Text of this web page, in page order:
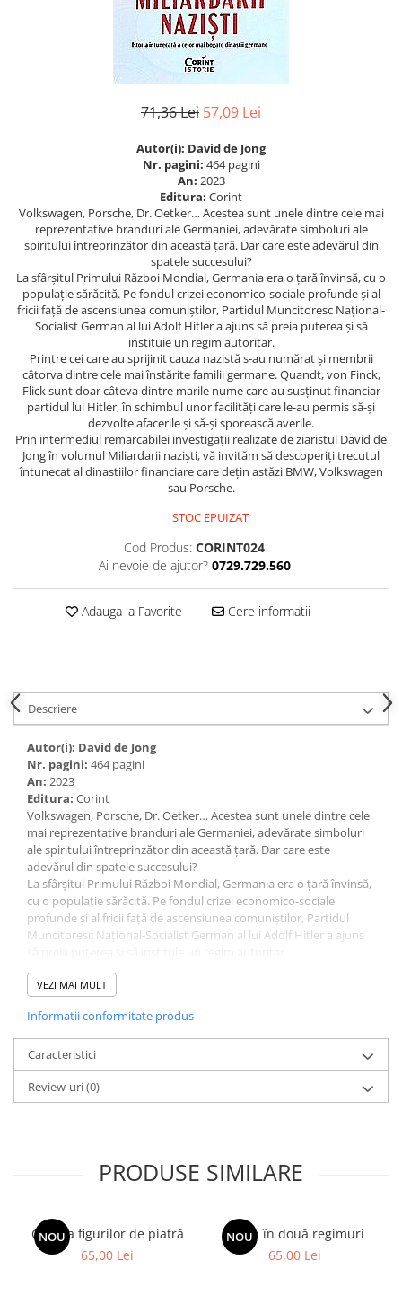
Manuale scolare/Cursuri
Proză
Psihologie
Sociologie
Spiritualitate/Ezoterism
Sport
Stiinte/Educatie
71,36 Lei 57,09 Lei
Autor(i): David de Jong
Nr. pagini: 464 pagini
An: 2023
Editura: Corint
Volkswagen, Porsche, Dr. Oetker… Acestea sunt unele dintre cele mai
reprezentative branduri ale Germaniei, adevărate simboluri ale
spiritului întreprinzător din această țară. Dar care este adevărul din
spatele succesului?
La sfârșitul Primului Război Mondial, Germania era o țară învinsă, cu o
populație sărăcită. Pe fondul crizei economico-sociale profunde și al
fricii față de ascensiunea comuniștilor, Partidul Muncitoresc Național-
Socialist German al lui Adolf Hitler a ajuns să preia puterea și să
instituie un regim autoritar.
Printre cei care au sprijinit cauza nazistă s-au numărat și membrii
câtorva dintre cele mai înstărite familii germane. Quandt, von Finck,
Flick sunt doar câteva dintre marile nume care au susținut financiar
partidul lui Hitler, în schimbul unor facilități care le-au permis să-și
dezvolte afacerile și să-și sporească averile.
Prin intermediul remarcabilei investigații realizate de ziaristul David de
Jong în volumul Miliardarii naziști, vă invităm să descoperiți trecutul
întunecat al dinastiilor financiare care dețin astăzi BMW, Volkswagen
sau Porsche.
STOC EPUIZAT
Cod Produs: CORINT024
Ai nevoie de ajutor? 0729.729.560
Adauga la Favorite Cere informatii
Descriere
Autor(i): David de Jong
Nr. pagini: 464 pagini
An: 2023
Editura: Corint
Volkswagen, Porsche, Dr. Oetker… Acestea sunt unele dintre cele
mai reprezentative branduri ale Germaniei, adevărate simboluri
ale spiritului întreprinzător din această țară. Dar care este
adevărul din spatele succesului?
La sfârșitul Primului Război Mondial, Germania era o țară învinsă,
cu o populație sărăcită. Pe fondul crizei economico-sociale
profunde și al fricii față de ascensiunea comuniștilor, Partidul
Muncitoresc Național-Socialist German al lui Adolf Hitler a ajuns
Printre cei care au sprijinit cauza nazistă s-au numărat și membrii
câtorva dintre cele mai înstărite familii germane. Quandt, von
financiar partidul lui Hitler, în schimbul unor facilități care le-au
permis să-și dezvolte afacerile și să-și sporească averile.
Prin intermediul remarcabilei investigații realizate de ziaristul
David de Jong în volumul Miliardarii naziști, vă invităm să
descoperiți trecutul întunecat al dinastiilor financiare care dețin
astăzi BMW, Volkswagen sau Porsche.
VEZI MAI MULT
Informatii conformitate produs
Caracteristici
Review-uri(0)
PRODUSE SIMILARE
NOU
Galeria figurilor de piatră
65,00 Lei
NOU
Spion în două regimuri
65,00 Lei